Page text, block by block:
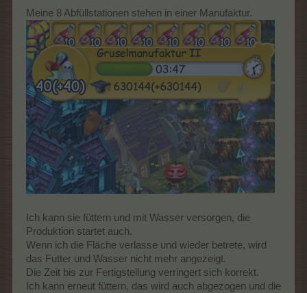
Gruselprodukte auf allen Spielfeldern
Sofern im Spiel korrekt - könnte man das dann bitte
entsprechend in der Liste und dort in der Spalte Bonus noch
ändern >klick<
Meine 8 Abfüllstationen stehen in einer Manufaktur.
Ich kann sie füttern und mit Wasser versorgen, die
Produktion startet auch.
Wenn ich die Fläche verlasse und wieder betrete, wird
das Futter und Wasser nicht mehr angezeigt.
Die Zeit bis zur Fertigstellung verringert sich korrekt.
Ich kann erneut füttern, das wird auch abgezogen und die